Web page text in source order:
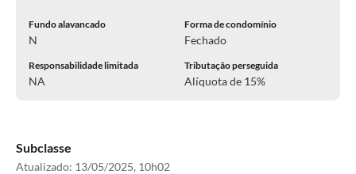
Fundo alavancado
N
Forma de condomínio
Fechado
Responsabilidade limitada
NA
Tributação perseguida
Alíquota de 15%
Subclasse
Atualizado: 13/05/2025, 10h02